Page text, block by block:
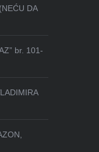
DA
br. 101-